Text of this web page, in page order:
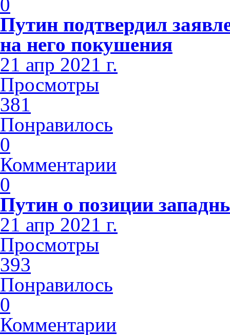
Путин подтвердил
на него покушения
21 апр 2021 г.
Просмотры
381
Понравилось
0
Комментарии
0
Путин о позиции
21 апр 2021 г.
Просмотры
393
Понравилось
0
Комментарии